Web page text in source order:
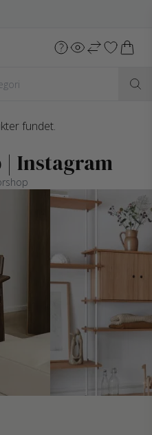
fundet.
Instagram